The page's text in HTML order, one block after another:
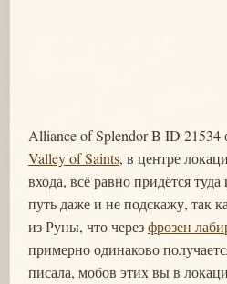
Alliance of Splendor B ID 21534
Valley of Saints, в центре
входа, всё равно придётся
путь даже и не подскажу, так
из Руны, что черезфрозен
примерно одинаково
писала, мобов этих вы в